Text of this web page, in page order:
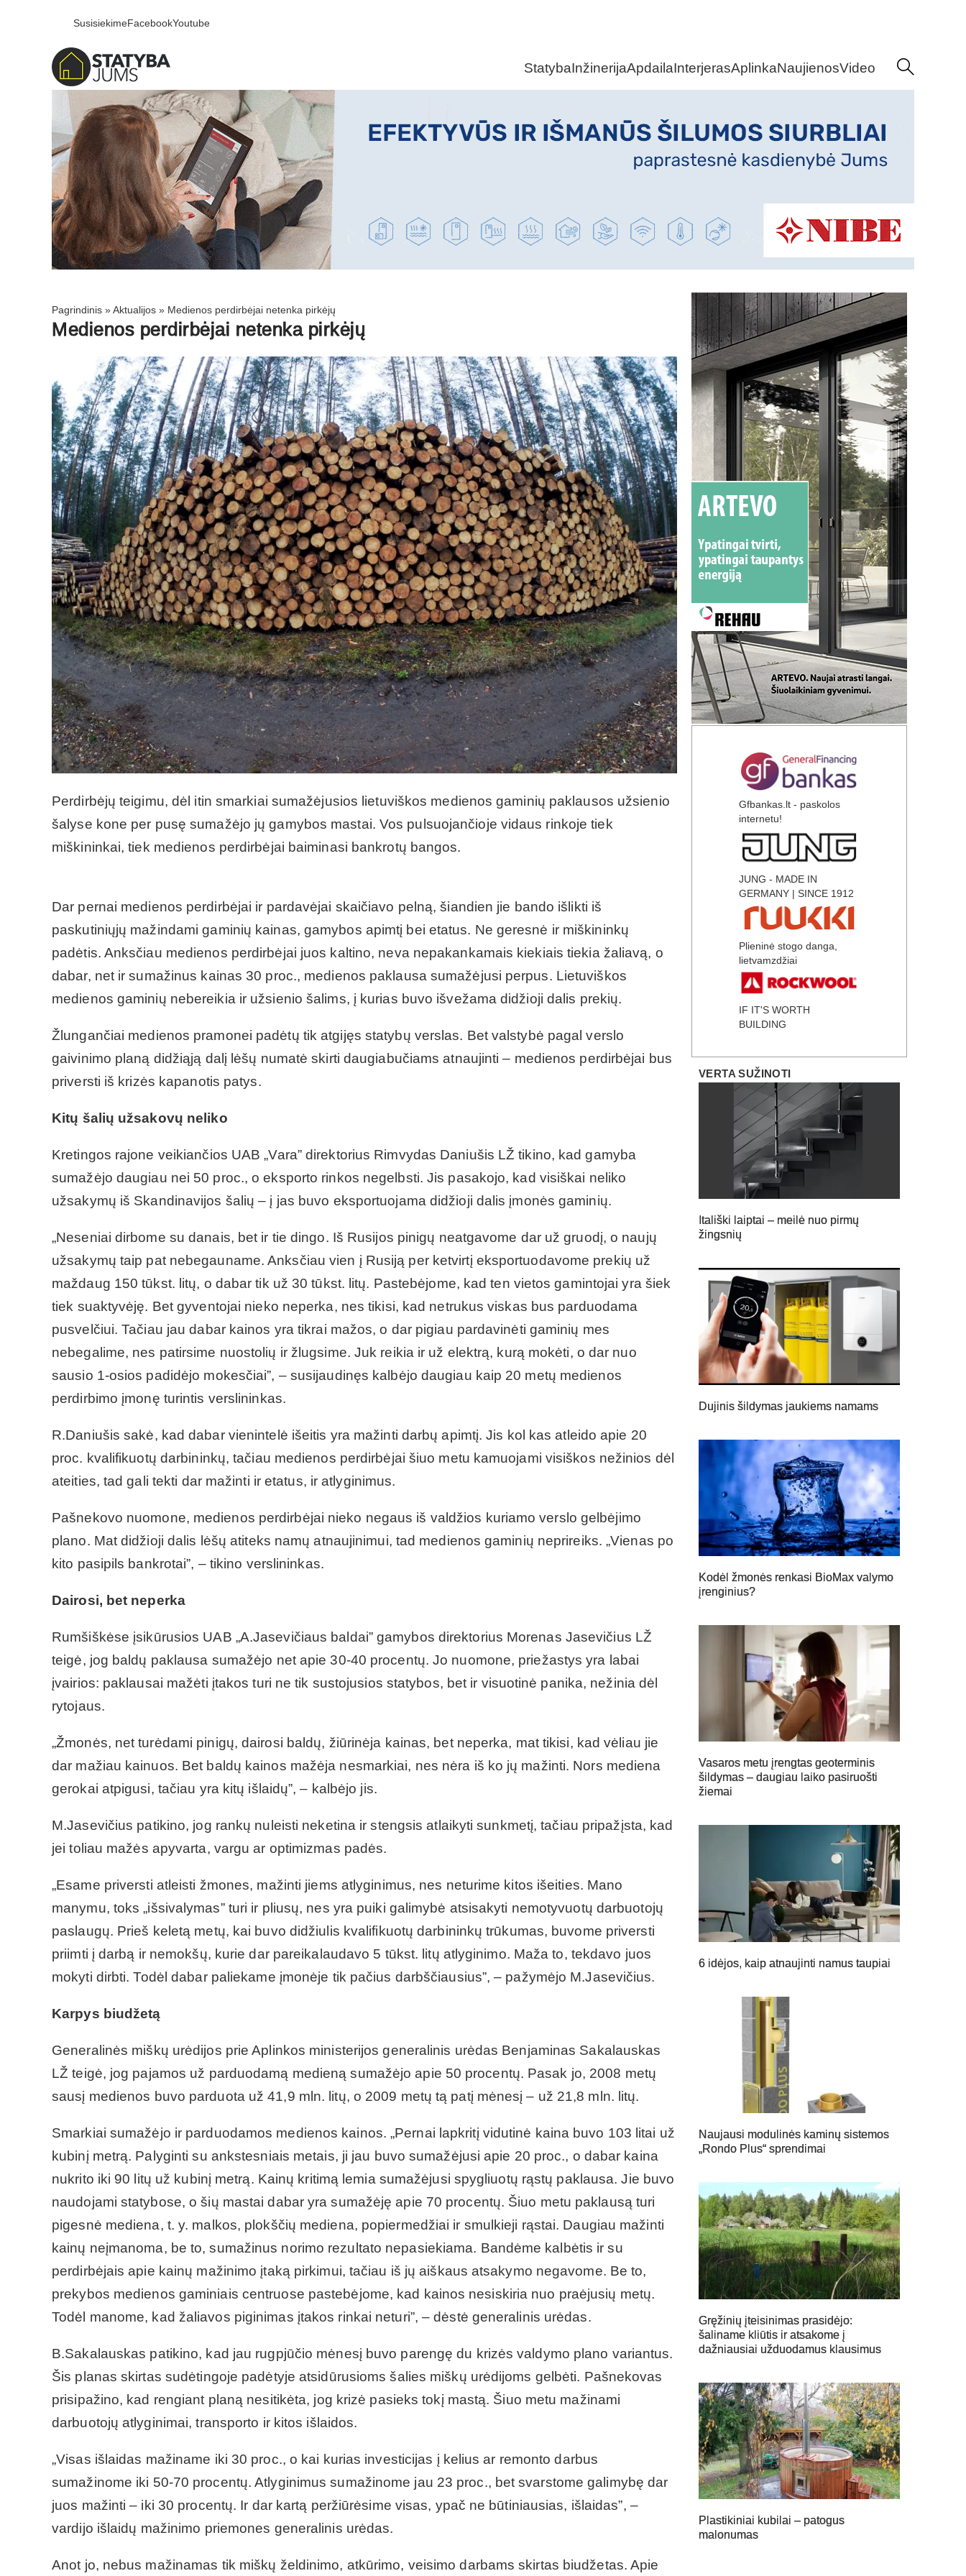
SusisiekimeFacebookYoutube
StatybaInžinerijaApdailaInterjerasAplinkaNaujienosVideo
Pagrindinis »Aktualijos » Medienos perdirbėjai netenka pirkėjų
Medienos perdirbėjai netenka pirkėjų
Perdirbėjų teigimu, dėl itin smarkiai sumažėjusios lietuviškos medienos gaminių paklausos užsienio
šalyse kone per pusę sumažėjo jų gamybos mastai. Vos pulsuojančioje vidaus rinkoje tiek
miškininkai, tiek medienos perdirbėjai baiminasi bankrotų bangos.
Dar pernai medienos perdirbėjai ir pardavėjai skaičiavo pelną, šiandien jie bando išlikti iš
paskutiniųjų mažindami gaminių kainas, gamybos apimtį bei etatus. Ne geresnė ir miškininkų
padėtis. Anksčiau medienos perdirbėjai juos kaltino, neva nepakankamais kiekiais tiekia žaliavą, o
dabar, net ir sumažinus kainas 30 proc., medienos paklausa sumažėjusi perpus. Lietuviškos
medienos gaminių nebereikia ir užsienio šalims, į kurias buvo išvežama didžioji dalis prekių.
Žlungančiai medienos pramonei padėtų tik atgijęs statybų verslas. Bet valstybė pagal verslo
gaivinimo planą didžiąją dalį lėšų numatė skirti daugiabučiams atnaujinti – medienos perdirbėjai bus
priversti iš krizės kapanotis patys.
Kitų šalių užsakovų neliko
Kretingos rajone veikiančios UAB „Vara” direktorius Rimvydas Daniušis LŽ tikino, kad gamyba
sumažėjo daugiau nei 50 proc., o eksporto rinkos negelbsti. Jis pasakojo, kad visiškai neliko
užsakymų iš Skandinavijos šalių – į jas buvo eksportuojama didžioji dalis įmonės gaminių.
„Neseniai dirbome su danais, bet ir tie dingo. Iš Rusijos pinigų neatgavome dar už gruodį, o naujų
užsakymų taip pat nebegauname. Anksčiau vien į Rusiją per ketvirtį eksportuodavome prekių už
maždaug 150 tūkst. litų, o dabar tik už 30 tūkst. litų. Pastebėjome, kad ten vietos gamintojai yra šiek
tiek suaktyvėję. Bet gyventojai nieko neperka, nes tikisi, kad netrukus viskas bus parduodama
pusvelčiui. Tačiau jau dabar kainos yra tikrai mažos, o dar pigiau pardavinėti gaminių mes
nebegalime, nes patirsime nuostolių ir žlugsime. Juk reikia ir už elektrą, kurą mokėti, o dar nuo
sausio 1-osios padidėjo mokesčiai”, – susijaudinęs kalbėjo daugiau kaip 20 metų medienos
perdirbimo įmonę turintis verslininkas.
R.Daniušis sakė, kad dabar vienintelė išeitis yra mažinti darbų apimtį. Jis kol kas atleido apie 20
proc. kvalifikuotų darbininkų, tačiau medienos perdirbėjai šiuo metu kamuojami visiškos nežinios dėl
ateities, tad gali tekti dar mažinti ir etatus, ir atlyginimus.
Pašnekovo nuomone, medienos perdirbėjai nieko negaus iš valdžios kuriamo verslo gelbėjimo
plano. Mat didžioji dalis lėšų atiteks namų atnaujinimui, tad medienos gaminių neprireiks. „Vienas po
kito pasipils bankrotai”, – tikino verslininkas.
Dairosi, bet neperka
Rumšiškėse įsikūrusios UAB „A.Jasevičiaus baldai” gamybos direktorius Morenas Jasevičius LŽ
teigė, jog baldų paklausa sumažėjo net apie 30-40 procentų. Jo nuomone, priežastys yra labai
įvairios: paklausai mažėti įtakos turi ne tik sustojusios statybos, bet ir visuotinė panika, nežinia dėl
rytojaus.
„Žmonės, net turėdami pinigų, dairosi baldų, žiūrinėja kainas, bet neperka, mat tikisi, kad vėliau jie
dar mažiau kainuos. Bet baldų kainos mažėja nesmarkiai, nes nėra iš ko jų mažinti. Nors mediena
gerokai atpigusi, tačiau yra kitų išlaidų”, – kalbėjo jis.
M.Jasevičius patikino, jog rankų nuleisti neketina ir stengsis atlaikyti sunkmetį, tačiau pripažįsta, kad
jei toliau mažės apyvarta, vargu ar optimizmas padės.
„Esame priversti atleisti žmones, mažinti jiems atlyginimus, nes neturime kitos išeities. Mano
manymu, toks „išsivalymas” turi ir pliusų, nes yra puiki galimybė atsisakyti nemotyvuotų darbuotojų
paslaugų. Prieš keletą metų, kai buvo didžiulis kvalifikuotų darbininkų trūkumas, buvome priversti
priimti į darbą ir nemokšų, kurie dar pareikalaudavo 5 tūkst. litų atlyginimo. Maža to, tekdavo juos
mokyti dirbti. Todėl dabar paliekame įmonėje tik pačius darbščiausius”, – pažymėjo M.Jasevičius.
Karpys biudžetą
Generalinės miškų urėdijos prie Aplinkos ministerijos generalinis urėdas Benjaminas Sakalauskas
LŽ teigė, jog pajamos už parduodamą medieną sumažėjo apie 50 procentų. Pasak jo, 2008 metų
sausį medienos buvo parduota už 41,9 mln. litų, o 2009 metų tą patį mėnesį – už 21,8 mln. litų.
Smarkiai sumažėjo ir parduodamos medienos kainos. „Pernai lapkritį vidutinė kaina buvo 103 litai už
kubinį metrą. Palyginti su ankstesniais metais, ji jau buvo sumažėjusi apie 20 proc., o dabar kaina
nukrito iki 90 litų už kubinį metrą. Kainų kritimą lemia sumažėjusi spygliuotų rąstų paklausa. Jie buvo
naudojami statybose, o šių mastai dabar yra sumažėję apie 70 procentų. Šiuo metu paklausą turi
pigesnė mediena, t. y. malkos, plokščių mediena, popiermedžiai ir smulkieji rąstai. Daugiau mažinti
kainų neįmanoma, be to, sumažinus norimo rezultato nepasiekiama. Bandėme kalbėtis ir su
perdirbėjais apie kainų mažinimo įtaką pirkimui, tačiau iš jų aiškaus atsakymo negavome. Be to,
prekybos medienos gaminiais centruose pastebėjome, kad kainos nesiskiria nuo praėjusių metų.
Todėl manome, kad žaliavos piginimas įtakos rinkai neturi”, – dėstė generalinis urėdas.
B.Sakalauskas patikino, kad jau rugpjūčio mėnesį buvo parengę du krizės valdymo plano variantus.
Šis planas skirtas sudėtingoje padėtyje atsidūrusioms šalies miškų urėdijoms gelbėti. Pašnekovas
prisipažino, kad rengiant planą nesitikėta, jog krizė pasieks tokį mastą. Šiuo metu mažinami
darbuotojų atlyginimai, transporto ir kitos išlaidos.
„Visas išlaidas mažiname iki 30 proc., o kai kurias investicijas į kelius ar remonto darbus
sumažinome iki 50-70 procentų. Atlyginimus sumažinome jau 23 proc., bet svarstome galimybę dar
juos mažinti – iki 30 procentų. Ir dar kartą peržiūrėsime visas, ypač ne būtiniausias, išlaidas”, –
vardijo išlaidų mažinimo priemones generalinis urėdas.
Anot jo, nebus mažinamas tik miškų želdinimo, atkūrimo, veisimo darbams skirtas biudžetas. Apie
Gfbankas.lt - paskolos
internetu!
JUNG - MADE IN
GERMANY | SINCE 1912
Plieninė stogo danga,
lietvamzdžiai
IF IT'S WORTH
BUILDING
VERTA SUŽINOTI
Itališki laiptai – meilė nuo pirmų
žingsnių
Dujinis šildymas jaukiems namams
Kodėl žmonės renkasi BioMax valymo
įrenginius?
Vasaros metu įrengtas geoterminis
šildymas – daugiau laiko pasiruošti
žiemai
6 idėjos, kaip atnaujinti namus taupiai
Naujausi modulinės kaminų sistemos
„Rondo Plus“ sprendimai
Gręžinių įteisinimas prasidėjo:
šaliname kliūtis ir atsakome į
dažniausiai užduodamus klausimus
Plastikiniai kubilai – patogus
malonumas